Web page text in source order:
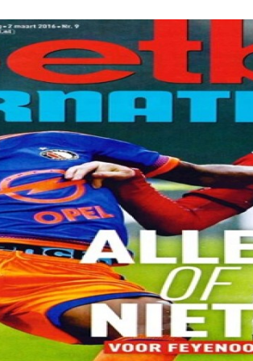
Purpose Marketing
Reputatie & crisis